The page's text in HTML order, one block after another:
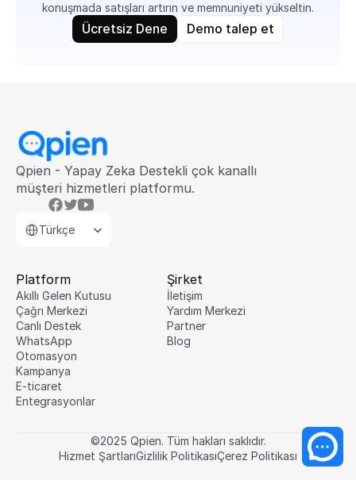
konuşmada satışları artırın ve memnuniyeti yükseltin.
Ücretsiz Dene Demo talep et
Qpien - Yapay Zeka Destekli çok kanallı
müşteri hizmetleri platformu.
Türkçe
Platform
Akıllı Gelen Kutusu
Çağrı Merkezi
Canlı Destek
WhatsApp
Otomasyon
Kampanya
E-ticaret
Entegrasyonlar
Şirket
İletişim
Yardım Merkezi
Partner
Blog
©2025 Qpien. Tüm hakları saklıdır.
Hizmet ŞartlarıGizlilik PolitikasıÇerez Politikası